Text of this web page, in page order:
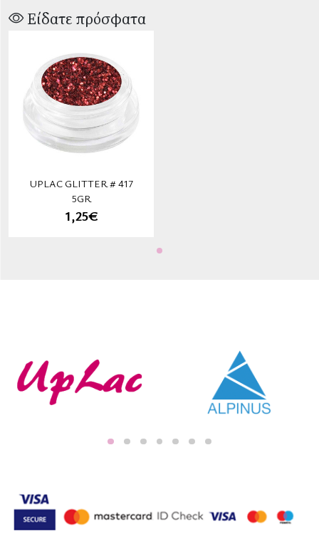
Είδατε πρόσφατα
UPLAC GLITTER # 417
5GR
1,25€